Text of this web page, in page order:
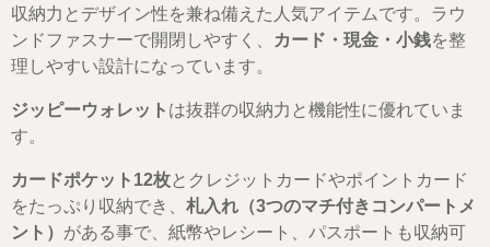
収納力とデザイン性を兼ね備えた人気アイテムです。ラウ
ンドファスナーで開閉しやすく、
カード・現金・小銭を整
理しやすい設計になっています。
ジッピーウォレット は抜群の収納力と機能性に優れていま
す。
カードポケット12枚とクレジットカードやポイントカード
をたっぷり収納でき、 札入れ（3つのマチ付きコンパートメ
ント） がある事で、紙幣やレシート、パスポートも収納可